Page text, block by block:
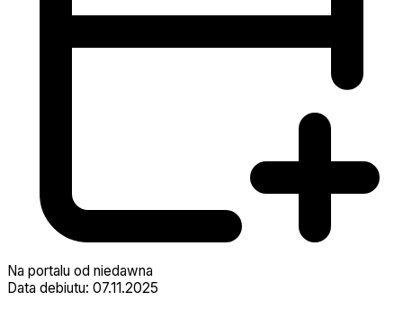
Na portalu od niedawna
Data debiutu: 07.11.2025